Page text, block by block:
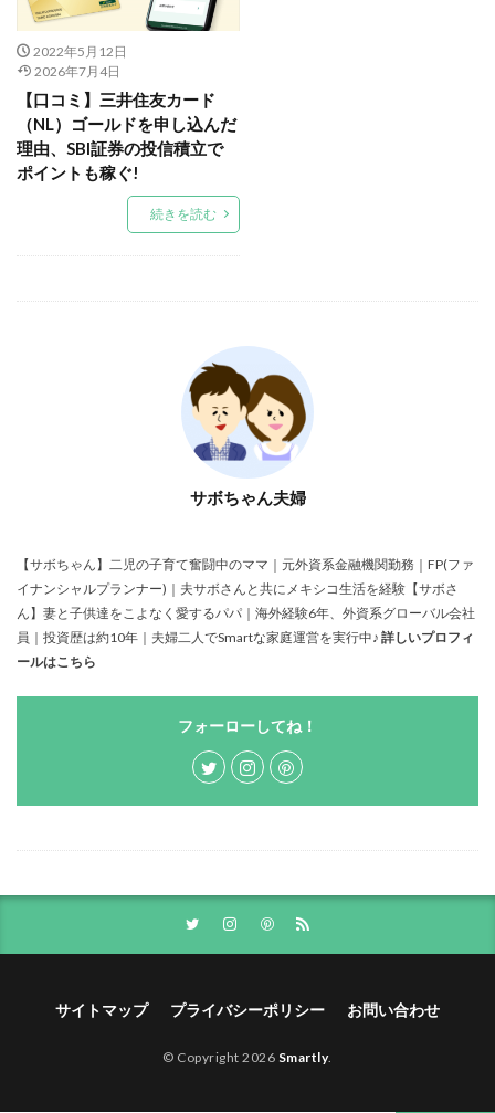
2022年5月12日
2026年7月4日
【口コミ】三井住友カード
（NL）ゴールドを申し込んだ
理由、SBI証券の投信積立で
ポイントも稼ぐ!
続きを読む
サボちゃん夫婦
【サボちゃん】二児の子育て奮闘中のママ｜元外資系金融機関勤務｜FP(ファ
イナンシャルプランナー)｜夫サボさんと共にメキシコ生活を経験【サボさ
ん】妻と子供達をこよなく愛するパパ｜海外経験6年、外資系グローバル会社
員｜投資歴は約10年｜夫婦二人でSmartな家庭運営を実行中♪ 詳しいプロフィ
ールはこちら
フォーローしてね！
サイトマップ プライバシーポリシー お問い合わせ
© Copyright 2026 Smartly.